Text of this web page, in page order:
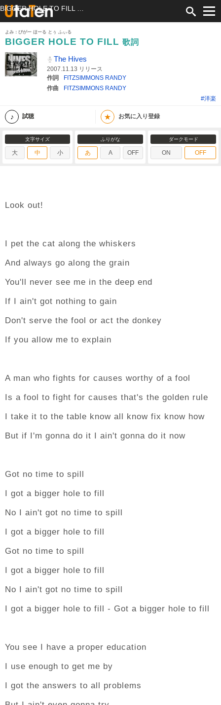
よみ：びがー ほーる とぅ ふぃる
BIGGER HOLE TO FILL 歌詞
The Hives
2007.11.13 リリース
作詞
FITZSIMMONS RANDY
作曲
FITZSIMMONS RANDY
#洋楽
試聴 ★ お気に入り登録
文字サイズ
大 中 小
ふりがな
あ A OFF
ダークモード
ON OFF
Look out!
I pet the cat along the whiskers
And always go along the grain
You'll never see me in the deep end
If I ain't got nothing to gain
Don't serve the fool or act the donkey
If you allow me to explain
A man who fights for causes worthy of a fool
Is a fool to fight for causes that's the golden rule
I take it to the table know all know fix know how
But if I'm gonna do it I ain't gonna do it now
Got no time to spill
I got a bigger hole to fill
No I ain't got no time to spill
I got a bigger hole to fill
Got no time to spill
I got a bigger hole to fill
No I ain't got no time to spill
I got a bigger hole to fill - Got a bigger hole to fill
You see I have a proper education
I use enough to get me by
I got the answers to all problems